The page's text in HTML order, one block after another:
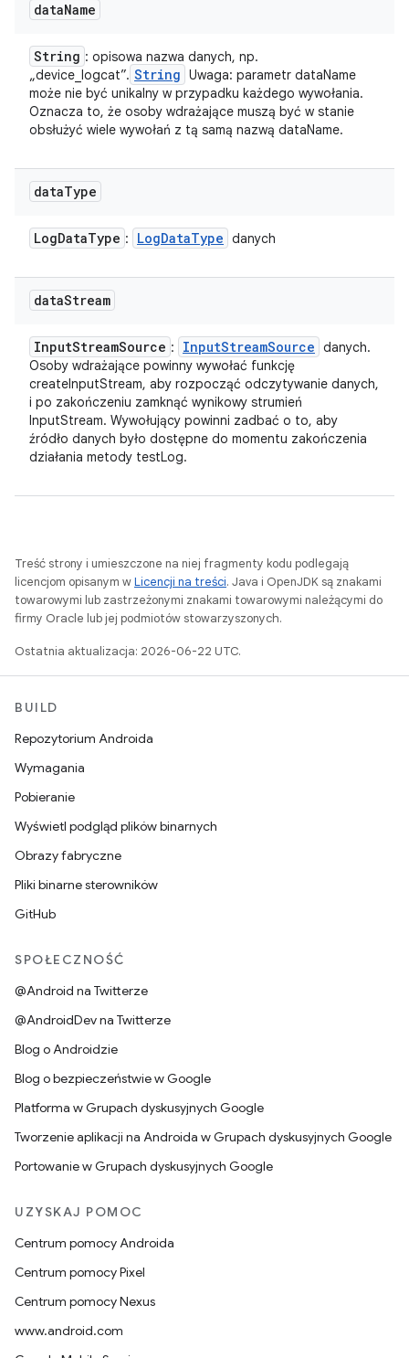
dataName
String : opisowa nazwa danych, np.
„device_logcat”. String Uwaga: parametr dataName
może nie być unikalny w przypadku każdego wywołania.
Oznacza to, że osoby wdrażające muszą być w stanie
obsłużyć wiele wywołań z tą samą nazwą dataName.
dataType
LogDataType : LogDataType danych
dataStream
InputStreamSource : InputStreamSource danych.
Osoby wdrażające powinny wywołać funkcję
createInputStream, aby rozpocząć odczytywanie danych,
i po zakończeniu zamknąć wynikowy strumień
InputStream. Wywołujący powinni zadbać o to, aby
źródło danych było dostępne do momentu zakończenia
działania metody testLog.
Treść strony i umieszczone na niej fragmenty kodu podlegają
licencjom opisanym wLicencji na treści. Java i OpenJDK są znakami
towarowymi lub zastrzeżonymi znakami towarowymi należącymi do
firmy Oracle lub jej podmiotów stowarzyszonych.
Ostatnia aktualizacja: 2026-06-22 UTC.
BUILD
Repozytorium Androida
Wymagania
Pobieranie
Wyświetl podgląd plików binarnych
Obrazy fabryczne
Pliki binarne sterowników
GitHub
SPOŁECZNOŚĆ
@Android na Twitterze
@AndroidDev na Twitterze
Blog o Androidzie
Blog o bezpieczeństwie w Google
Platforma w Grupach dyskusyjnych Google
Tworzenie aplikacji na Androida w Grupach dyskusyjnych Google
Portowanie w Grupach dyskusyjnych Google
UZYSKAJ POMOC
Centrum pomocy Androida
Centrum pomocy Pixel
Centrum pomocy Nexus
www.android.com